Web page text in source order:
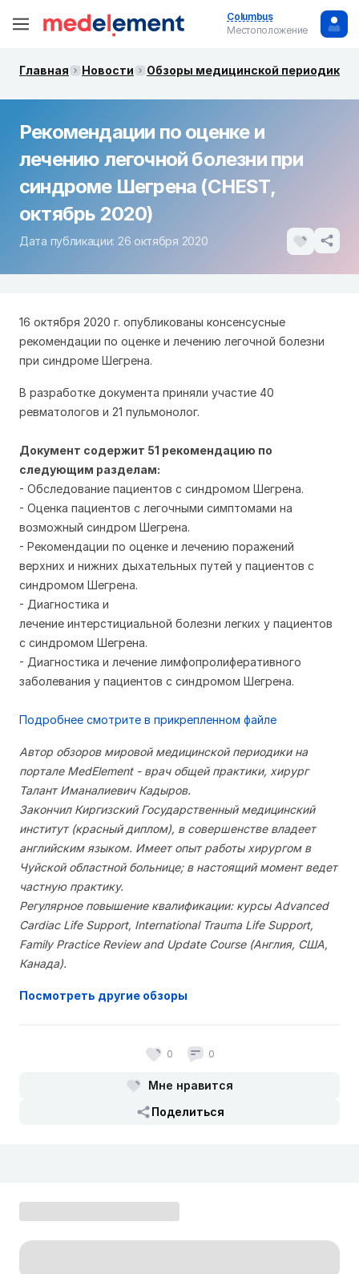
Columbus
Местоположение
Главная Новости Обзоры медицинской периодики.
Рекомендации по оценке и
лечению легочной болезни при
синдроме Шегрена (CHEST,
октябрь 2020)
Дата публикации: 26 октября 2020
16 октября 2020 г. опубликованы консенсусные
рекомендации по оценке и лечению легочной болезни
при синдроме Шегрена.
В разработке документа приняли участие 40
ревматологов и 21 пульмонолог.
Документ содержит 51 рекомендацию по
следующим разделам:
- Обследование пациентов с синдромом Шегрена.
- Оценка пациентов с легочными симптомами на
возможный синдром Шегрена.
- Рекомендации по оценке и лечению поражений
верхних и нижних дыхательных путей у пациентов с
синдромом Шегрена.
- Диагностика и
лечение интерстициальной болезни легких у пациентов
с синдромом Шегрена.
- Диагностика и лечение лимфопролиферативного
заболевания у пациентов с синдромом Шегрена.
Подробнее смотрите в прикрепленном файле
Автор обзоров мировой медицинской периодики на
портале MedElement - врач общей практики, хирург
Талант Иманалиевич Кадыров.
Закончил Киргизский Государственный медицинский
институт (красный диплом), в совершенстве владеет
английским языком. Имеет опыт работы хирургом в
Чуйской областной больнице; в настоящий момент ведет
частную практику.
Регулярное повышение квалификации: курсы Advanced
Cardiac Life Support, International Trauma Life Support,
Family Practice Review and Update Course (Англия, США,
Канада).
Посмотреть другие обзоры
0 0
Мне нравится
Поделиться